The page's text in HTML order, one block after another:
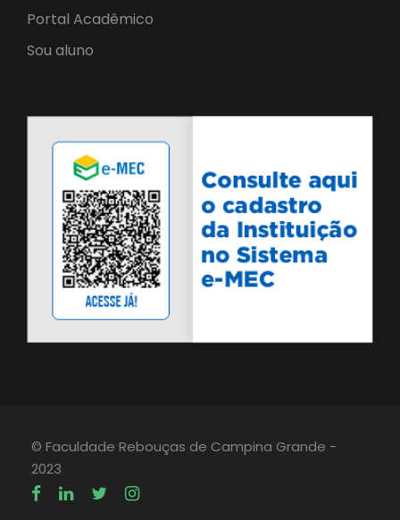
Portal Acadêmico
Sou aluno
© Faculdade Rebouças de Campina Grande -
2023